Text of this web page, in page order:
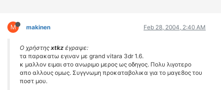
M makinen Feb 28, 2004, 2:40 AM
Ο χρήστης xtkz έγραψε:
τα παρακατω εγιναν με grand vitara 3dr 1.6.
κ μαλλον ειμαι στο ανωριμο μερος ως οδηγος. Πολυ λιγοτερο
απο αλλους ομως. Συγγνωμη προκαταβολικα για το μαγε8ος του
ποστ μου.